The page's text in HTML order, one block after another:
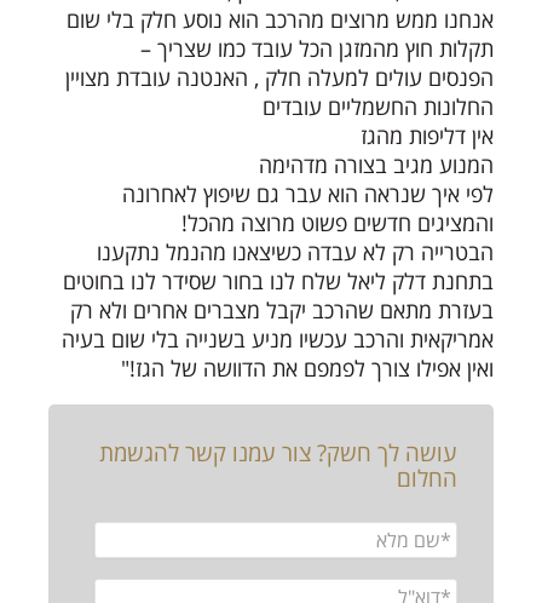
אנחנו ממש מרוצים מהרכב הוא נוסע חלק בלי שום
תקלות חוץ מהמזגן הכל עובד כמו שצריך –
הפנסים עולים למעלה חלק , האנטנה עובדת מצויין
החלונות החשמליים עובדים
אין דליפות מהגז
המנוע מגיב בצורה מדהימה
לפי איך שנראה הוא עבר גם שיפוץ לאחרונה
והמציגים חדשים פשוט מרוצה מהכל!
הבטרייה רק לא עבדה כשיצאנו מהנמל נתקענו
בתחנת דלק ליאל שלח לנו בחור שסידר לנו בחוטים
בעזרת מתאם שהרכב יקבל מצברים אחרים ולא רק
אמריקאית והרכב עכשיו מניע בשנייה בלי שום בעיה
ואין אפילו צורך לפמפם את הדוושה של הגז!"
עושה לך חשק? צור עמנו קשר להגשמת
החלום